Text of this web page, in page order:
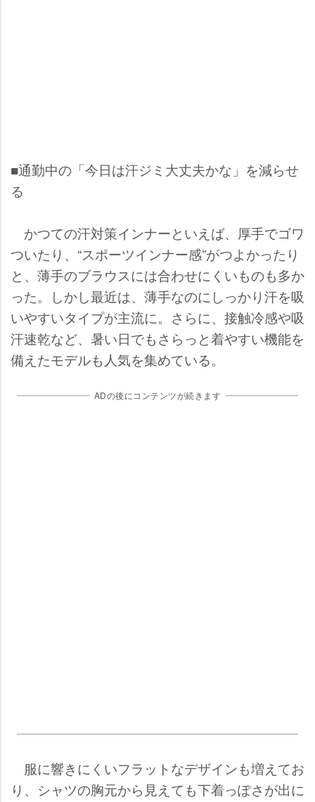
■通勤中の「今日は汗ジミ大丈夫かな」を減らせ
る
かつての汗対策インナーといえば、厚手でゴワ
ついたり、“スポーツインナー感”がつよかったり
と、薄手のブラウスには合わせにくいものも多か
った。しかし最近は、薄手なのにしっかり汗を吸
いやすいタイプが主流に。さらに、接触冷感や吸
汗速乾など、暑い日でもさらっと着やすい機能を
備えたモデルも人気を集めている。
ADの後にコンテンツが続きます
服に響きにくいフラットなデザインも増えてお
り、シャツの胸元から見えても下着っぽさが出に